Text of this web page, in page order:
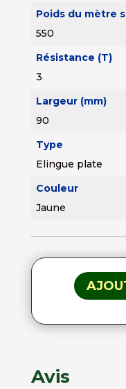
Poids du mètre
550
Résistance (T)
3
Largeur (mm)
90
Type
Elingue plate
Couleur
Jaune
Avis